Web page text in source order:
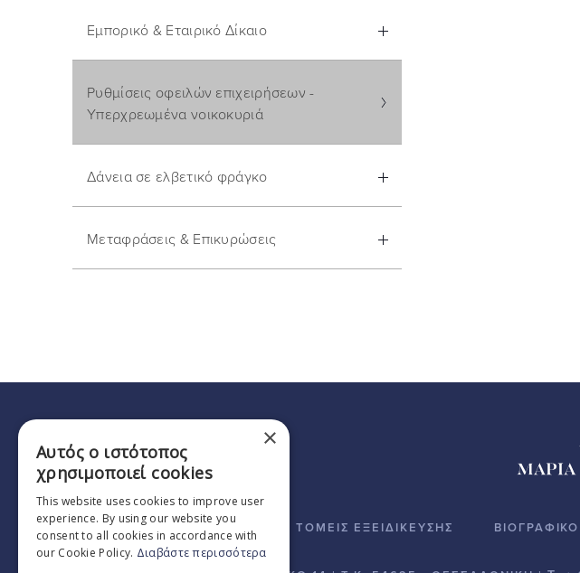
Εμπορικό & Εταιρικό Δίκαιο
Ρυθμίσεις οφειλών επιχειρήσεων -
Υπερχρεωμένα νοικοκυριά
Δάνεια σε ελβετικό φράγκο
Μεταφράσεις & Επικυρώσεις
ΤΟΜΕΙΣ ΕΞΕΙΔΙΚΕΥΣΗΣ ΒΙΟΓΡΑΦΙΚΟ
×
Αυτός ο ιστότοπος
χρησιμοποιεί cookies
This website uses cookies to improve user
experience. By using our website you
consent to all cookies in accordance with
our Cookie Policy. Διαβάστε περισσότερα